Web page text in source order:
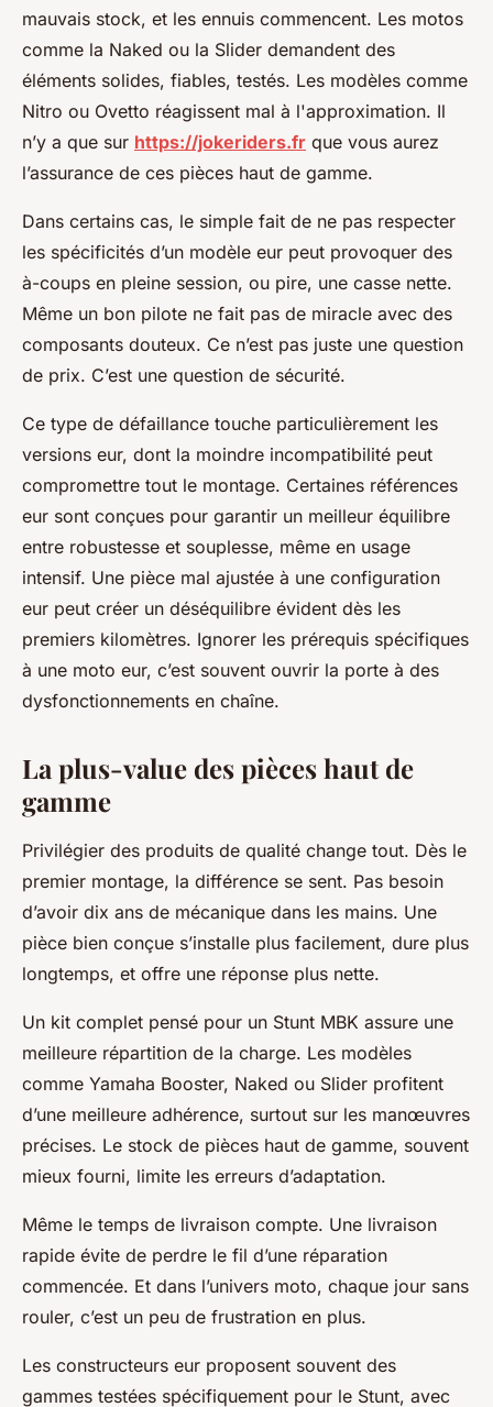
mauvais stock, et les ennuis commencent. Les motos
comme la Naked ou la Slider demandent des
éléments solides, fiables, testés. Les modèles comme
Nitro ou Ovetto réagissent mal à l'approximation. Il
n’y a que sur https://jokeriders.fr que vous aurez
l’assurance de ces pièces haut de gamme.
Dans certains cas, le simple fait de ne pas respecter
les spécificités d’un modèle eur peut provoquer des
à-coups en pleine session, ou pire, une casse nette.
Même un bon pilote ne fait pas de miracle avec des
composants douteux. Ce n’est pas juste une question
de prix. C’est une question de sécurité.
Ce type de défaillance touche particulièrement les
versions eur, dont la moindre incompatibilité peut
compromettre tout le montage. Certaines références
eur sont conçues pour garantir un meilleur équilibre
entre robustesse et souplesse, même en usage
intensif. Une pièce mal ajustée à une configuration
eur peut créer un déséquilibre évident dès les
premiers kilomètres. Ignorer les prérequis spécifiques
à une moto eur, c’est souvent ouvrir la porte à des
dysfonctionnements en chaîne.
La plus-value des pièces haut de
gamme
Privilégier des produits de qualité change tout. Dès le
premier montage, la différence se sent. Pas besoin
d’avoir dix ans de mécanique dans les mains. Une
pièce bien conçue s’installe plus facilement, dure plus
longtemps, et offre une réponse plus nette.
Un kit complet pensé pour un Stunt MBK assure une
meilleure répartition de la charge. Les modèles
comme Yamaha Booster, Naked ou Slider profitent
d’une meilleure adhérence, surtout sur les manœuvres
précises. Le stock de pièces haut de gamme, souvent
mieux fourni, limite les erreurs d’adaptation.
Même le temps de livraison compte. Une livraison
rapide évite de perdre le fil d’une réparation
commencée. Et dans l’univers moto, chaque jour sans
rouler, c’est un peu de frustration en plus.
Les constructeurs eur proposent souvent des
gammes testées spécifiquement pour le Stunt, avec